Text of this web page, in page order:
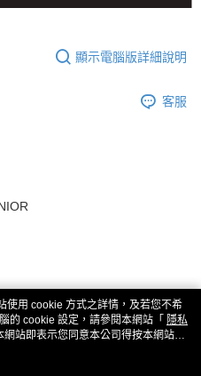
顯示電腦版詳細說明
客服
使用 cookie 方式之詳情，及若您不希
的 cookie 設定，請參閱本網站「 隱私
站即表示您同意本公司得按本網站使